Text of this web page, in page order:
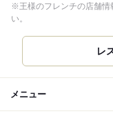
※王様のフレンチの店舗情
い。
メニュー